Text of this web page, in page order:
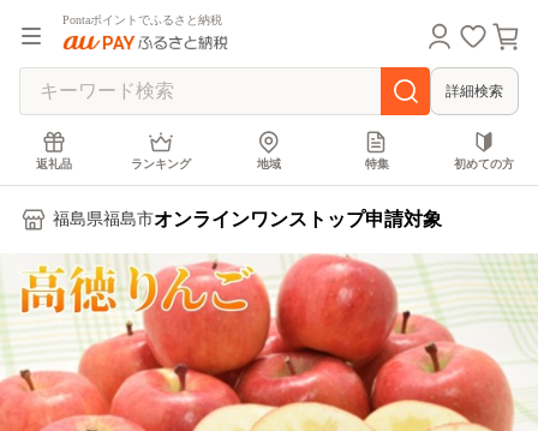
Pontaポイントでふるさと納税
詳細検索
返礼品 ランキング 地域 特集 初めての方
福島県福島市オンラインワンストップ申請対象